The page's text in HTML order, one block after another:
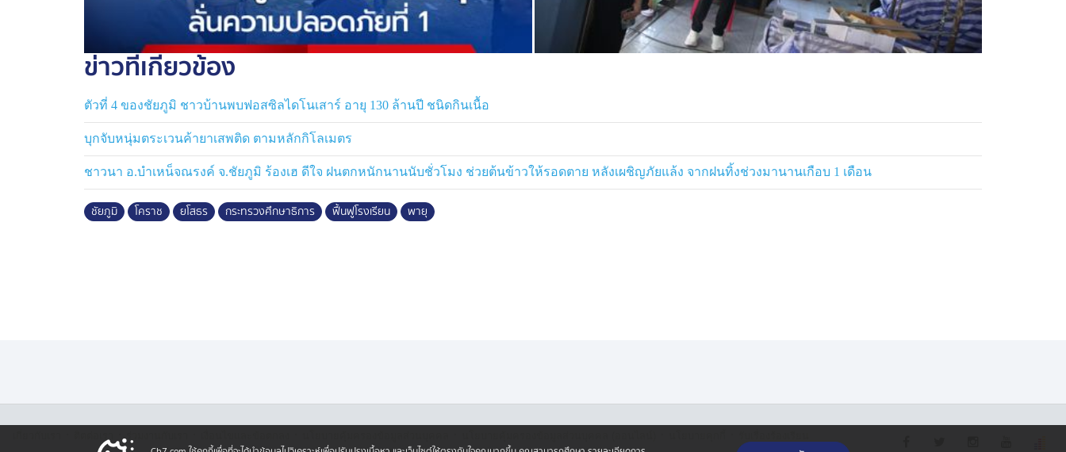
จากนั้นได้เดินทางไป จ.ยโสธร เพื่อติดตามการช่วยเหลือ 5 โรงเรียนที่ได้รับผลกระ
ทบจากพายุ โดยจะประสานนำ "งบเหลือจ่าย" จากส่วนกลางกว่า 1.88 ล้านบาท มา
ซ่อมแซมให้ปลอดภัยทันเปิดเทอม
พร้อมหารือให้งดใช้อาคาร รร.อนุบาลยโสธร ที่ชำรุดหนักเพื่อความปลอดภัย และ
skill และปรับห้องสมุดเป็น Co-working Space เพราะการศึกษาคือรากฐานความ
มั่นคงของประเทศ
ข่าวที่เกี่ยวข้อง
ตัวที่ 4 ของชัยภูมิ ชาวบ้านพบฟอสซิลไดโนเสาร์ อายุ 130 ล้านปี ชนิดกินเนื้อ
บุกจับหนุ่มตระเวนค้ายาเสพติด ตามหลักกิโลเมตร
ชาวนา อ.บำเหน็จณรงค์ จ.ชัยภูมิ ร้องเฮ ดีใจ ฝนตกหนักนานนับชั่วโมง ช่วยต้นข้าวให้รอดตาย หลังเผชิญภัยแล้ง จากฝนทิ้งช่วงมานานเกือบ 1 เดือน
ชัยภูมิ โคราช ยโสธร กระทรวงศึกษาธิการ ฟื้นฟูโรงเรียน พายุ